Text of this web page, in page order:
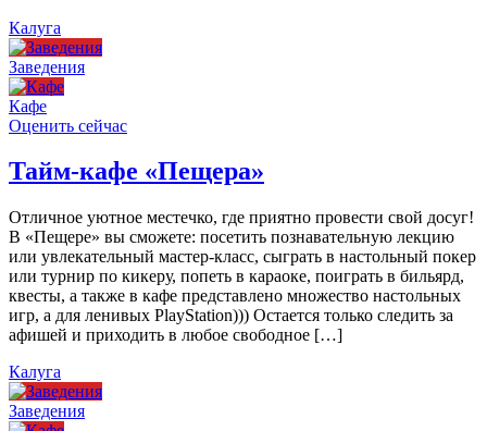
Калуга
Заведения
Кафе
Оценить сейчас
Тайм-кафе «Пещера»
Отличное уютное местечко, где приятно провести свой досуг!
В «Пещере» вы сможете: посетить познавательную лекцию
или увлекательный мастер-класс, сыграть в настольный покер
или турнир по кикеру, попеть в караоке, поиграть в бильярд,
квесты, а также в кафе представлено множество настольных
игр, а для ленивых PlayStation))) Остается только следить за
афишей и приходить в любое свободное […]
Калуга
Заведения